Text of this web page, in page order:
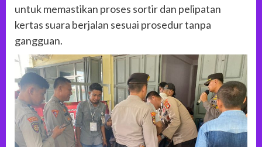
untuk memastikan proses sortir dan pelipatan
kertas suara berjalan sesuai prosedur tanpa
gangguan.